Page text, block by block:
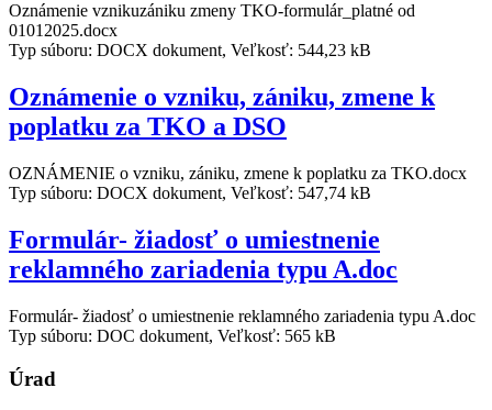
Oznámenie vznikuzániku zmeny TKO-formulár_platné od
01012025.docx
Typ súboru: DOCX dokument, Veľkosť: 544,23 kB
Oznámenie o vzniku, zániku, zmene k
poplatku za TKO a DSO
OZNÁMENIE o vzniku, zániku, zmene k poplatku za TKO.docx
Typ súboru: DOCX dokument, Veľkosť: 547,74 kB
Formulár- žiadosť o umiestnenie
reklamného zariadenia typu A.doc
Formulár- žiadosť o umiestnenie reklamného zariadenia typu A.doc
Typ súboru: DOC dokument, Veľkosť: 565 kB
Úrad